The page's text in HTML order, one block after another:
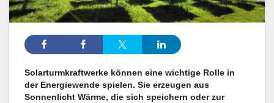
Solarturmkraftwerke können eine wichtige Rolle in
der Energiewende spielen. Sie erzeugen aus
Sonnenlicht Wärme, die sich speichern oder zur